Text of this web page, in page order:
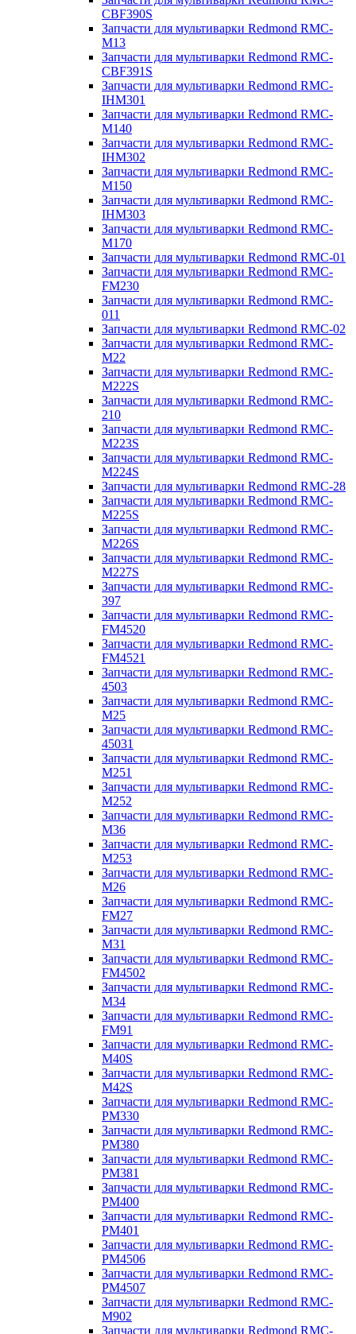
CBF390S
Запчасти для мультиварки Redmond RMC-
M13
Запчасти для мультиварки Redmond RMC-
CBF391S
Запчасти для мультиварки Redmond RMC-
IHM301
Запчасти для мультиварки Redmond RMC-
M140
Запчасти для мультиварки Redmond RMC-
IHM302
Запчасти для мультиварки Redmond RMC-
M150
Запчасти для мультиварки Redmond RMC-
IHM303
Запчасти для мультиварки Redmond RMC-
M170
Запчасти для мультиварки Redmond RMC-01
Запчасти для мультиварки Redmond RMC-
FM230
Запчасти для мультиварки Redmond RMC-
011
Запчасти для мультиварки Redmond RMC-02
Запчасти для мультиварки Redmond RMC-
M22
Запчасти для мультиварки Redmond RMC-
M222S
Запчасти для мультиварки Redmond RMC-
210
Запчасти для мультиварки Redmond RMC-
M223S
Запчасти для мультиварки Redmond RMC-
M224S
Запчасти для мультиварки Redmond RMC-28
Запчасти для мультиварки Redmond RMC-
M225S
Запчасти для мультиварки Redmond RMC-
M226S
Запчасти для мультиварки Redmond RMC-
M227S
Запчасти для мультиварки Redmond RMC-
397
Запчасти для мультиварки Redmond RMC-
FM4520
Запчасти для мультиварки Redmond RMC-
FM4521
Запчасти для мультиварки Redmond RMC-
4503
Запчасти для мультиварки Redmond RMC-
M25
Запчасти для мультиварки Redmond RMC-
45031
Запчасти для мультиварки Redmond RMC-
M251
Запчасти для мультиварки Redmond RMC-
M252
Запчасти для мультиварки Redmond RMC-
M36
Запчасти для мультиварки Redmond RMC-
M253
Запчасти для мультиварки Redmond RMC-
M26
Запчасти для мультиварки Redmond RMC-
FM27
Запчасти для мультиварки Redmond RMC-
M31
Запчасти для мультиварки Redmond RMC-
FM4502
Запчасти для мультиварки Redmond RMC-
M34
Запчасти для мультиварки Redmond RMC-
FM91
Запчасти для мультиварки Redmond RMC-
M40S
Запчасти для мультиварки Redmond RMC-
M42S
Запчасти для мультиварки Redmond RMC-
PM330
Запчасти для мультиварки Redmond RMC-
PM380
Запчасти для мультиварки Redmond RMC-
PM381
Запчасти для мультиварки Redmond RMC-
PM400
Запчасти для мультиварки Redmond RMC-
PM401
Запчасти для мультиварки Redmond RMC-
PM4506
Запчасти для мультиварки Redmond RMC-
PM4507
Запчасти для мультиварки Redmond RMC-
M902
Запчасти для мультиварки Redmond RMC-